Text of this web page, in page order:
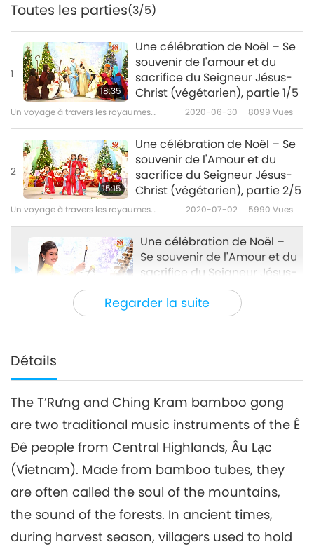
Regarder la suite
Toutes les parties(3/5)
1
18:35
Une célébration de Noël – Se
souvenir de l'amour et du
sacrifice du Seigneur Jésus-
Christ (végétarien), partie 1/5
Un voyage à travers les royaumes
2020-06-30 8099 Vues
2
15:15
Une célébration de Noël – Se
souvenir de l'Amour et du
sacrifice du Seigneur Jésus-
Christ (végétarien), partie 2/5
Un voyage à travers les royaumes
2020-07-02 5990 Vues
Une célébration de Noël –
Se souvenir de l'Amour et du
sacrifice du Seigneur Jésus-
Christ (végétarien), partie
3/5
Un voyage à travers les royaumes
2020-07-07
4
19:28
Christ (végétarien), partie 4/5
Un voyage à travers les royaumes
2020-07-09 5228Vues
5
Une célébration de Noël – Se
souvenir de la Amour et du
sacrifice du Seigneur Jésus-
Christ (végétarien), partie 5/5
esthétiques
Vues
Détails
The T’Rưng and Ching Kram bamboo gong
are two traditional music instruments of the Ê
Đê people from Central Highlands, Âu Lạc
(Vietnam). Made from bamboo tubes, they
are often called the soul of the mountains,
the sound of the forests. In ancient times,
during harvest season, villagers used to hold